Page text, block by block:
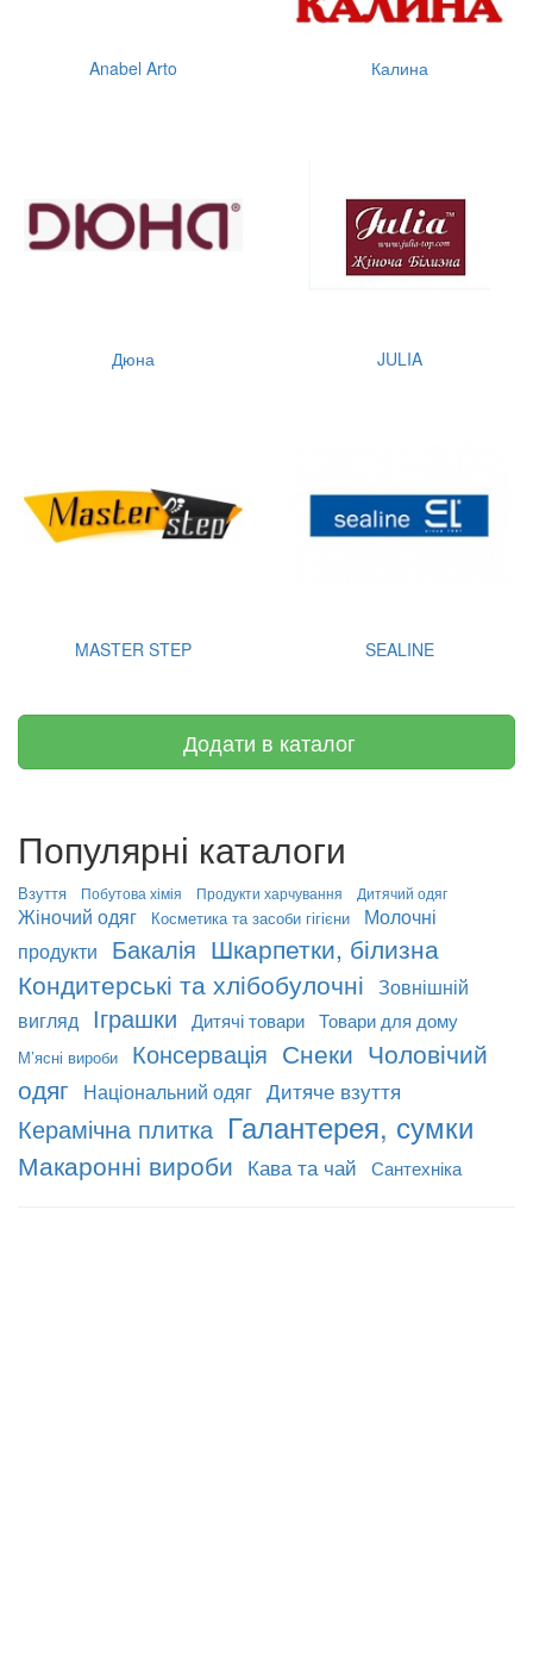
Anabel Arto Калина
Дюна JULIA
MASTER STEP SEALINE
Додати в каталог
Популярні каталоги
Взуття Побутова хімія Продукти харчування Дитячий одяг
Жіночий одяг Косметика та засоби гігієни
Молочні
продукти
Бакалія Шкарпетки, білизна
Кондитерські та хлібобулочні Зовнішній
вигляд Іграшки Дитячі товари Товари для дому
М’ясні вироби Консервація Снеки Чоловічий
одяг
Національний одяг Дитяче взуття
Керамічна плитка Галантерея, сумки
Макаронні вироби Кава та чай Сантехніка